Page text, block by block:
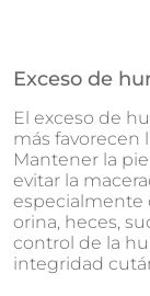
Exceso de
El exceso de
más favorecen
Mantener la
evitar la
especialmente
orina, heces,
control de la
integridad